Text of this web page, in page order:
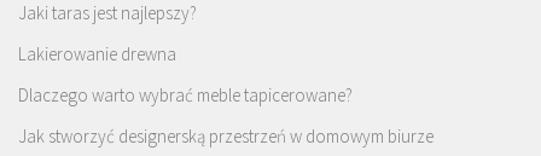
Jaki taras jest najlepszy?
Lakierowanie drewna
Dlaczego warto wybrać meble tapicerowane?
Jak stworzyć designerską przestrzeń w domowym biurze